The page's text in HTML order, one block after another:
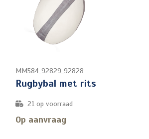
MM584_92829_92828
Rugbybal met rits
21op voorraad
Op aanvraag